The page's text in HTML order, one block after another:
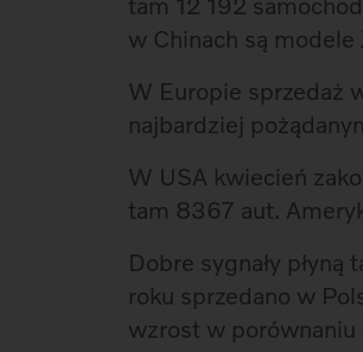
w Chinach są modele
W Europie sprzedaż
najbardziej
W USA kwiecień
tam 8367 aut.
Dobre sygnały
roku sprzedano w
wzrost w porównaniu